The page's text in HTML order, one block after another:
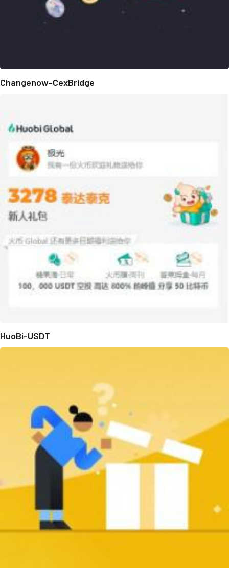
Changenow-CexBridge
HuoBi-USDT